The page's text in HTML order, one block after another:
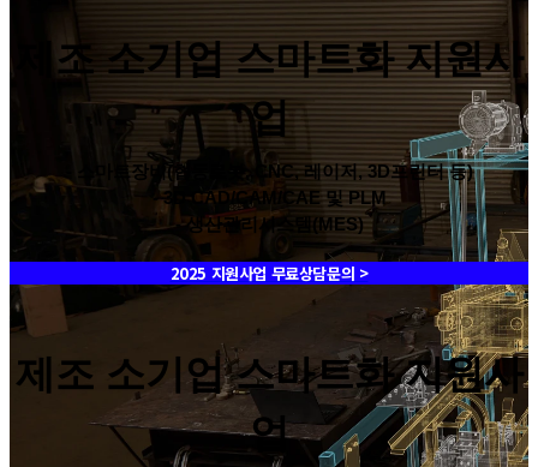
제조 소기업 스마트화 지원사
업
- 스마트장비(협동로봇, CNC, 레이저, 3D프린터 등)
- 3D CAD/CAM/CAE 및 PLM
- 생산관리시스템(MES)
2025 지원사업 무료상담문의 >
제조 소기업 스마트화 지원사
업